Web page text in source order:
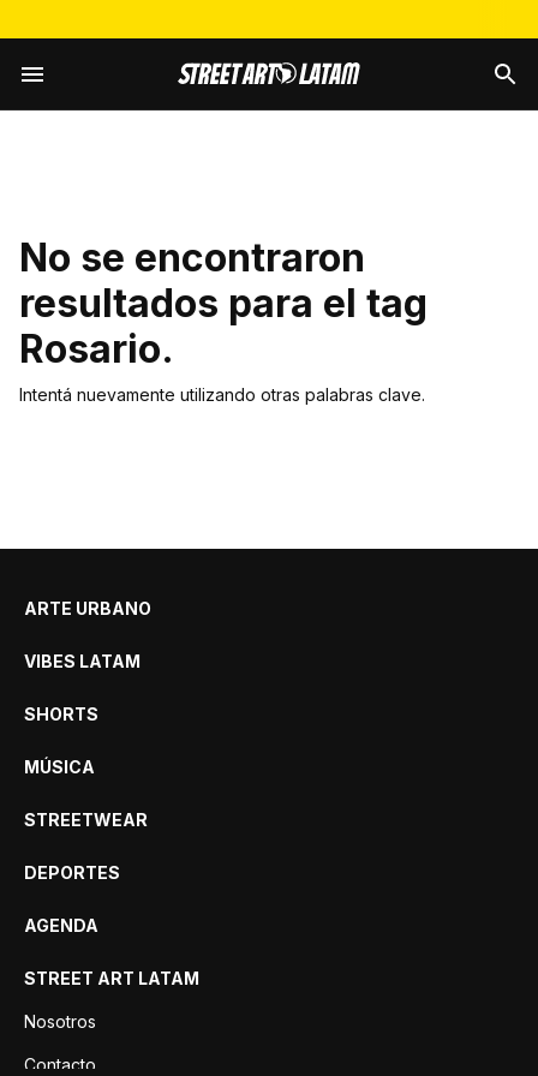
No se encontraron
resultados para el tag
Rosario.
Intentá nuevamente utilizando otras palabras clave.
ARTE URBANO
VIBES LATAM
SHORTS
MÚSICA
STREETWEAR
DEPORTES
AGENDA
STREET ART LATAM
Nosotros
Contacto